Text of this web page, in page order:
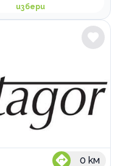
избери
0 км